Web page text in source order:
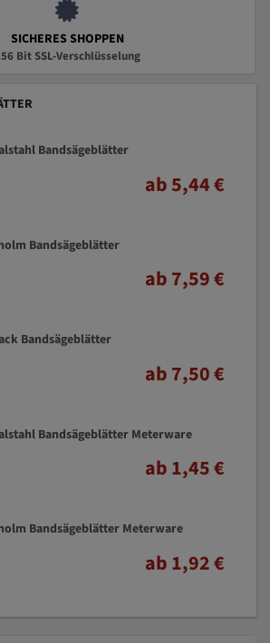
SICHERES SHOPPEN
Bit SSL-Verschlüsselung
Bandsägeblätter
ab 5,44 €
Bandsägeblätter
ab 7,59 €
Bandsägeblätter
ab 7,50 €
Bandsägeblätter Meterware
ab 1,45 €
Bandsägeblätter Meterware
ab 1,92 €